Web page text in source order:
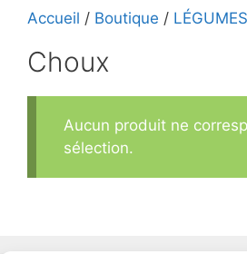
Accueil / Boutique / LÉGUMES
Choux
Aucun produit ne
sélection.